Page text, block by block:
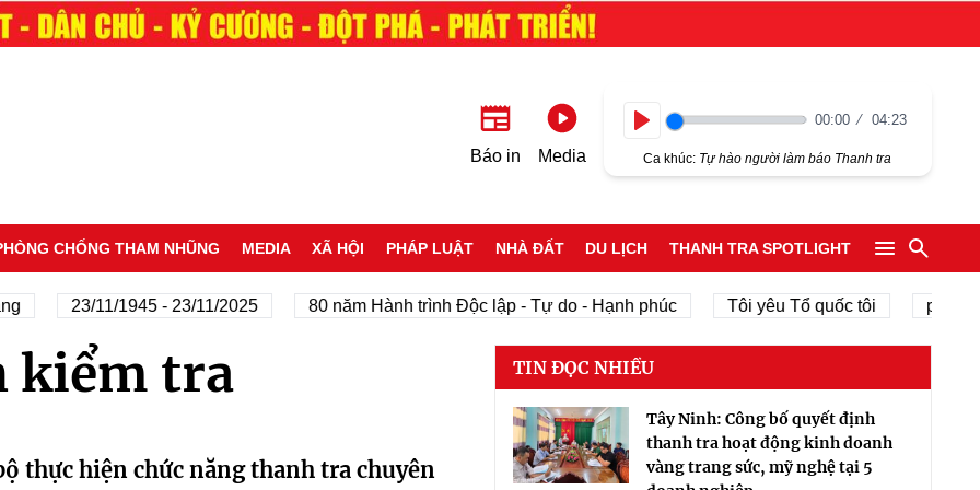
Báo in Media
00:00 04:23
Ca khúc: Tự hào người làm báo Thanh tra
CHỐNG THAM NHŨNG MEDIA XÃ HỘI PHÁP LUẬT NHÀ ĐẤT DU LỊCH THANH TRA SPOTLIGHT
23/11/1945 - 23/11/2025 80 năm Hành trình Độc lập - Tự do - Hạnh phúc Tôi yêu Tổ quốc tôi phát
kiểm tra
thực hiện chức năng thanh tra chuyên
TIN ĐỌC NHIỀU
Tây Ninh: Công bố quyết định
thanh tra hoạt động kinh doanh
vàng trang sức, mỹ nghệ tại 5